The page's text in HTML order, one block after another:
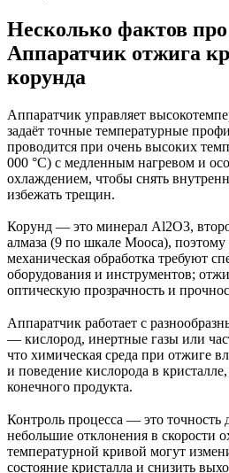
Несколько фактов
Аппаратчик отжига
корунда
Аппаратчик управляет
задаёт точные температурные
проводится при очень высоких
000 °C) с медленным нагревом и
охлаждением, чтобы снять
избежать трещин.
Корунд — это минерал Al2O3,
алмаза (9 по шкале Мооса),
механическая обработка требуют
оборудования и инструментов;
оптическую прозрачность и
Аппаратчик работает с
— кислород, инертные газы или
что химическая среда при отжиге
и поведение кислорода в
конечного продукта.
Контроль процесса — это точность
небольшие отклонения в скорости
температурной кривой могут
состояние кристалла и снизить